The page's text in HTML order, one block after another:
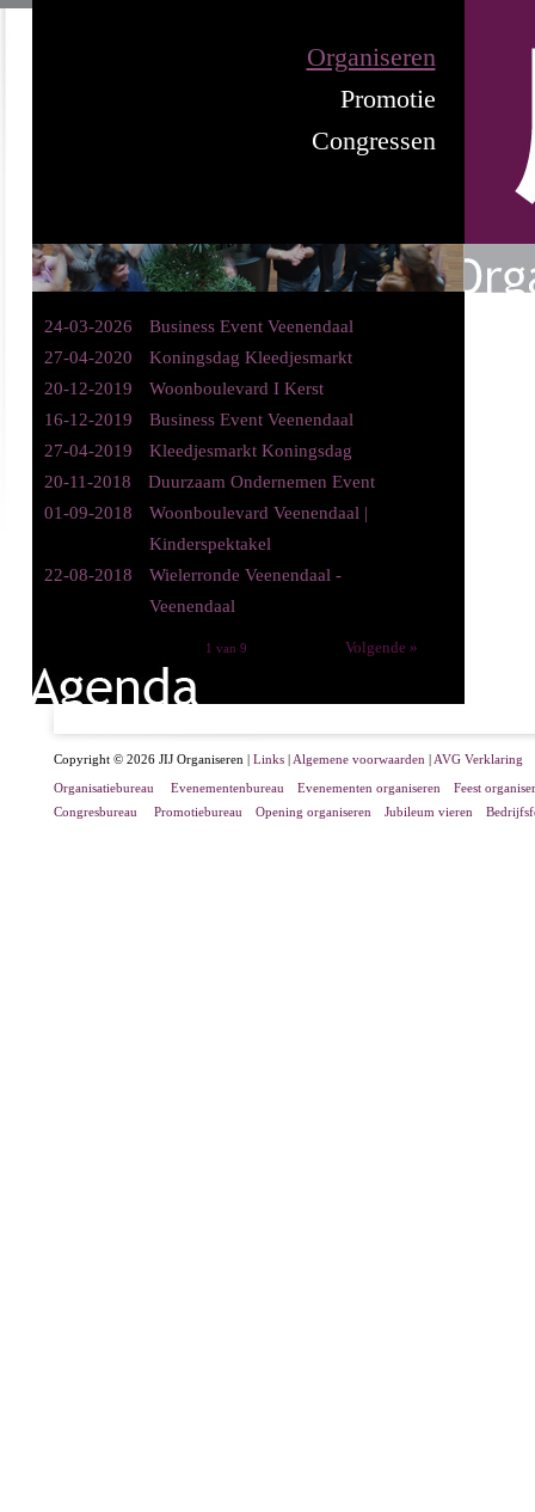
Organiseren
Promotie
Congressen
24-03-2026
Business Event Veenendaal
27-04-2020
Koningsdag Kleedjesmarkt
20-12-2019
Woonboulevard I Kerst
16-12-2019
Business Event Veenendaal
27-04-2019
Kleedjesmarkt Koningsdag
20-11-2018
Duurzaam Ondernemen Event
01-09-2018
Woonboulevard Veenendaal |
Kinderspektakel
22-08-2018
Wielerronde Veenendaal -
Veenendaal
1 van 9 Volgende »
Copyright © 2026 JIJ Organiseren | Links | Algemene voorwaarden | AVG Verklaring
Organisatiebureau
Evenementenbureau Evenementen organiseren
Feest
Congresbureau
Promotiebureau Opening organiseren Jubileum vieren